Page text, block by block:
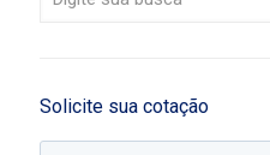
Solicite sua cotação